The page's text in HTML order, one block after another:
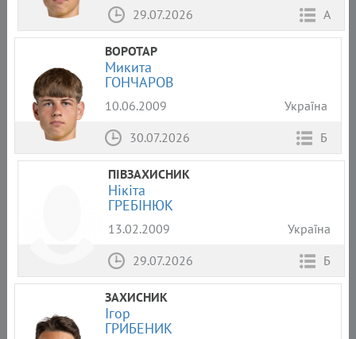
29.07.2026
А
ВОРОТАР
Микита
ГОНЧАРОВ
10.06.2009
Україна
30.07.2026
Б
ПІВЗАХИСНИК
Нікіта
ГРЕБІНЮК
13.02.2009
Україна
29.07.2026
Б
ЗАХИСНИК
Ігор
ГРИБЕНИК